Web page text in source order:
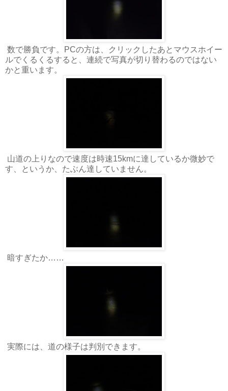
数で勝負です。PCの方は、クリックしたあとマウスホイー
ルでくるくるすると、連続で写真が切り替わるのではない
かと重います。
山道の上りなので速度は時速15kmに達しているか微妙で
す、というか、たぶん達していません。
暗すぎたか……
実際には、道の様子は判別できます。